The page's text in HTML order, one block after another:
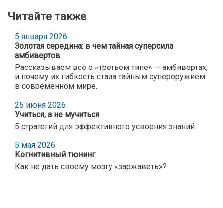
Читайте также
5 января 2026
Золотая середина: в чем тайная суперсила
амбивертов
Рассказываем всё о «третьем типе» — амбивертах,
и почему их гибкость стала тайным супероружием
в современном мире.
25 июня 2026
Учиться, а не мучиться
5 стратегий для эффективного усвоения знаний
5 мая 2026
Когнитивный тюнинг
Как не дать своему мозгу «заржаветь»?